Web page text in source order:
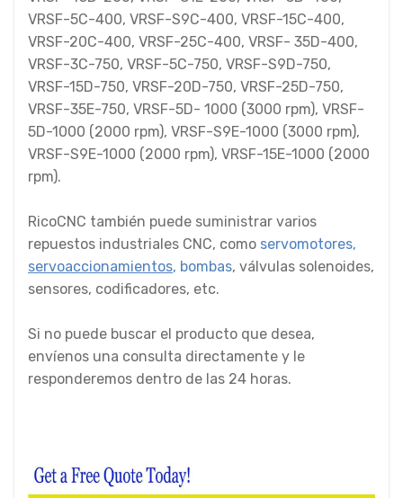
VRSF-5C-400, VRSF-S9C-400, VRSF-15C-400,
VRSF-20C-400, VRSF-25C-400, VRSF- 35D-400,
VRSF-3C-750, VRSF-5C-750, VRSF-S9D-750,
VRSF-15D-750, VRSF-20D-750, VRSF-25D-750,
VRSF-35E-750, VRSF-5D- 1000 (3000 rpm), VRSF-
5D-1000 (2000 rpm), VRSF-S9E-1000 (3000 rpm),
VRSF-S9E-1000 (2000 rpm), VRSF-15E-1000 (2000
rpm).
RicoCNC también puede suministrar varios
repuestos industriales CNC, como servomotores,
servoaccionamientos, bombas, válvulas solenoides,
sensores, codificadores, etc.
Si no puede buscar el producto que desea,
envíenos una consulta directamente y le
responderemos dentro de las 24 horas.